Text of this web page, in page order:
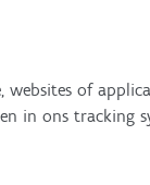
of
in ons tracking